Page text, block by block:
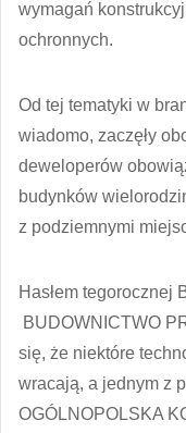
wymagań
ochronnych.
Od tej tematyki w
wiadomo, zaczęły
deweloperów
budynków
z podziemnymi
Hasłem tegorocznej
BUDOWNICTWO
się, że niektóre
wracają, a jednym z
OGÓLNOPOLSKA